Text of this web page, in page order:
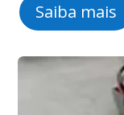
Saiba mais